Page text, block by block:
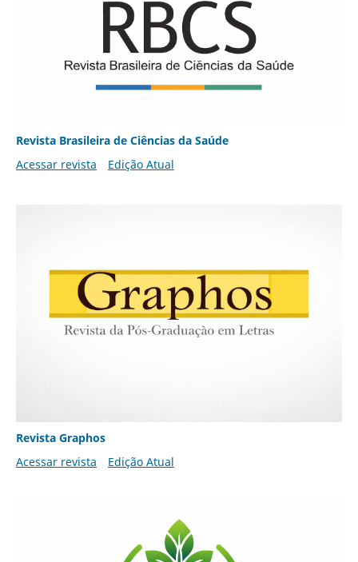
Revista Brasileira de Ciências da Saúde
Acessar revista
Edição Atual
Revista Graphos
Acessar revista
Edição Atual